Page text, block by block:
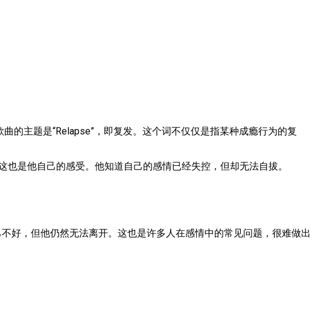
的主题是“Relapse”，即复发。这个词不仅仅是指某种成瘾行为的复
是他自己的感受。他知道自己的感情已经失控，但却无法自拔。
好，但他仍然无法离开。这也是许多人在感情中的常见问题，很难做出